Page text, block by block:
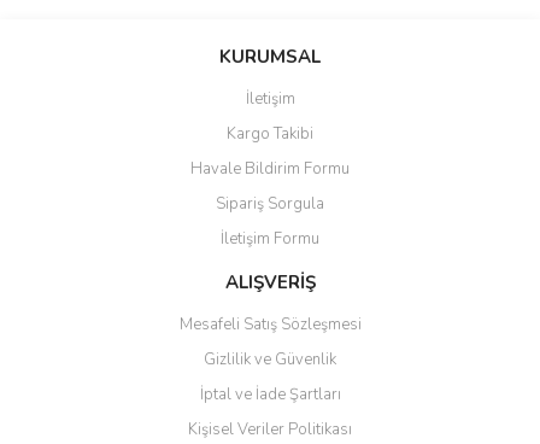
KURUMSAL
İletişim
Kargo Takibi
Havale Bildirim Formu
Sipariş Sorgula
İletişim Formu
ALIŞVERİŞ
Mesafeli Satış Sözleşmesi
Gizlilik ve Güvenlik
İptal ve İade Şartları
Kişisel Veriler Politikası